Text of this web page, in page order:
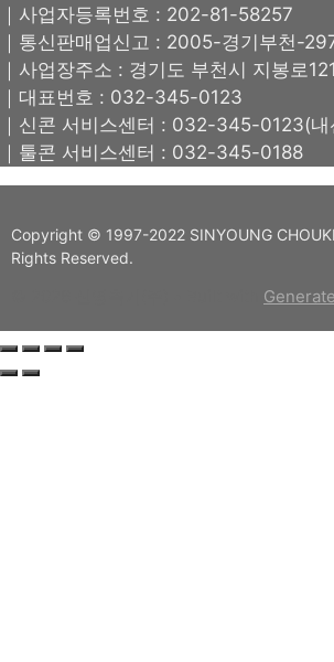
｜사업자등록번호 : 202-81-58257
｜통신판매업신고 : 2005-경기부천-
｜사업장주소 : 경기도 부천시 지봉로
｜대표번호 : 032-345-0123
｜신콘 서비스센터 : 032-345-0123(내
｜툴콘 서비스센터 : 032-345-0188
Copyright © 1997-2022 SINYOUNG
Rights Reserved.